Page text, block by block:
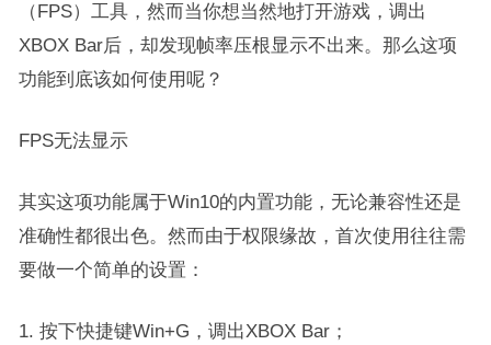
（FPS）工具，然而当你想当然地打开游戏，调出
XBOX Bar后，却发现帧率压根显示不出来。那么这项
功能到底该如何使用呢？
FPS无法显示
其实这项功能属于Win10的内置功能，无论兼容性还是
准确性都很出色。然而由于权限缘故，首次使用往往需
要做一个简单的设置：
1. 按下快捷键Win+G，调出XBOX Bar；